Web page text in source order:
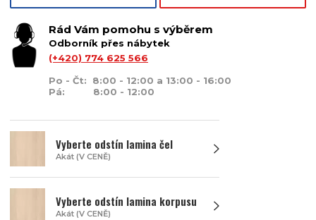
Rád Vám pomohu s výběrem
Odborník přes nábytek
(+420) 774 625 566
Po - Čt: 8:00 - 12:00 a 13:00 - 16:00
Pá: 8:00 - 12:00
Vyberte odstín lamina čel
Akát (V CENĚ)
Vyberte odstín lamina korpusu
Akát (V CENĚ)